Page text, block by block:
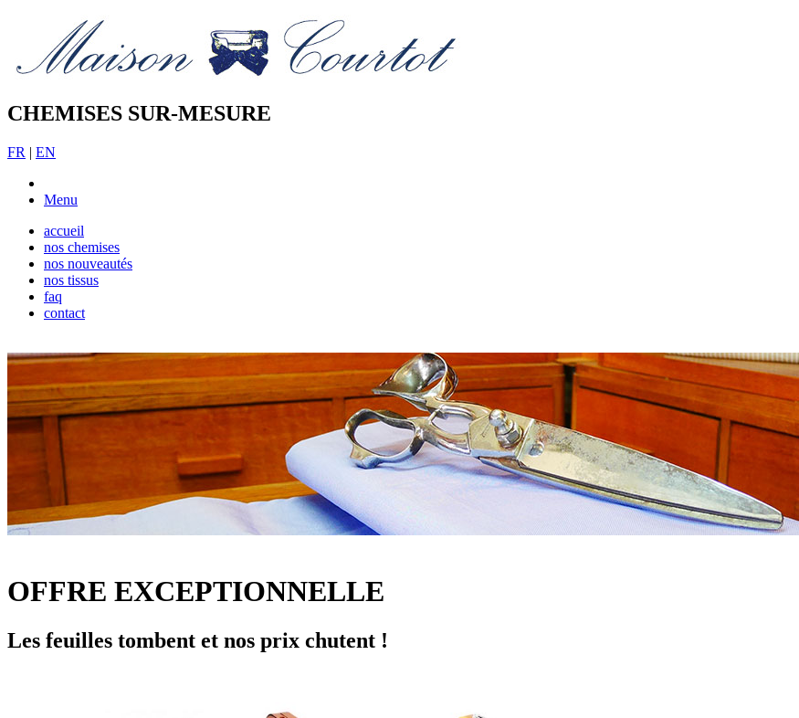
CHEMISES SUR-MESURE
FR | EN
Menu
accueil
nos chemises
nos nouveautés
nos tissus
faq
contact
OFFRE EXCEPTIONNELLE
Les feuilles tombent et nos prix chutent !